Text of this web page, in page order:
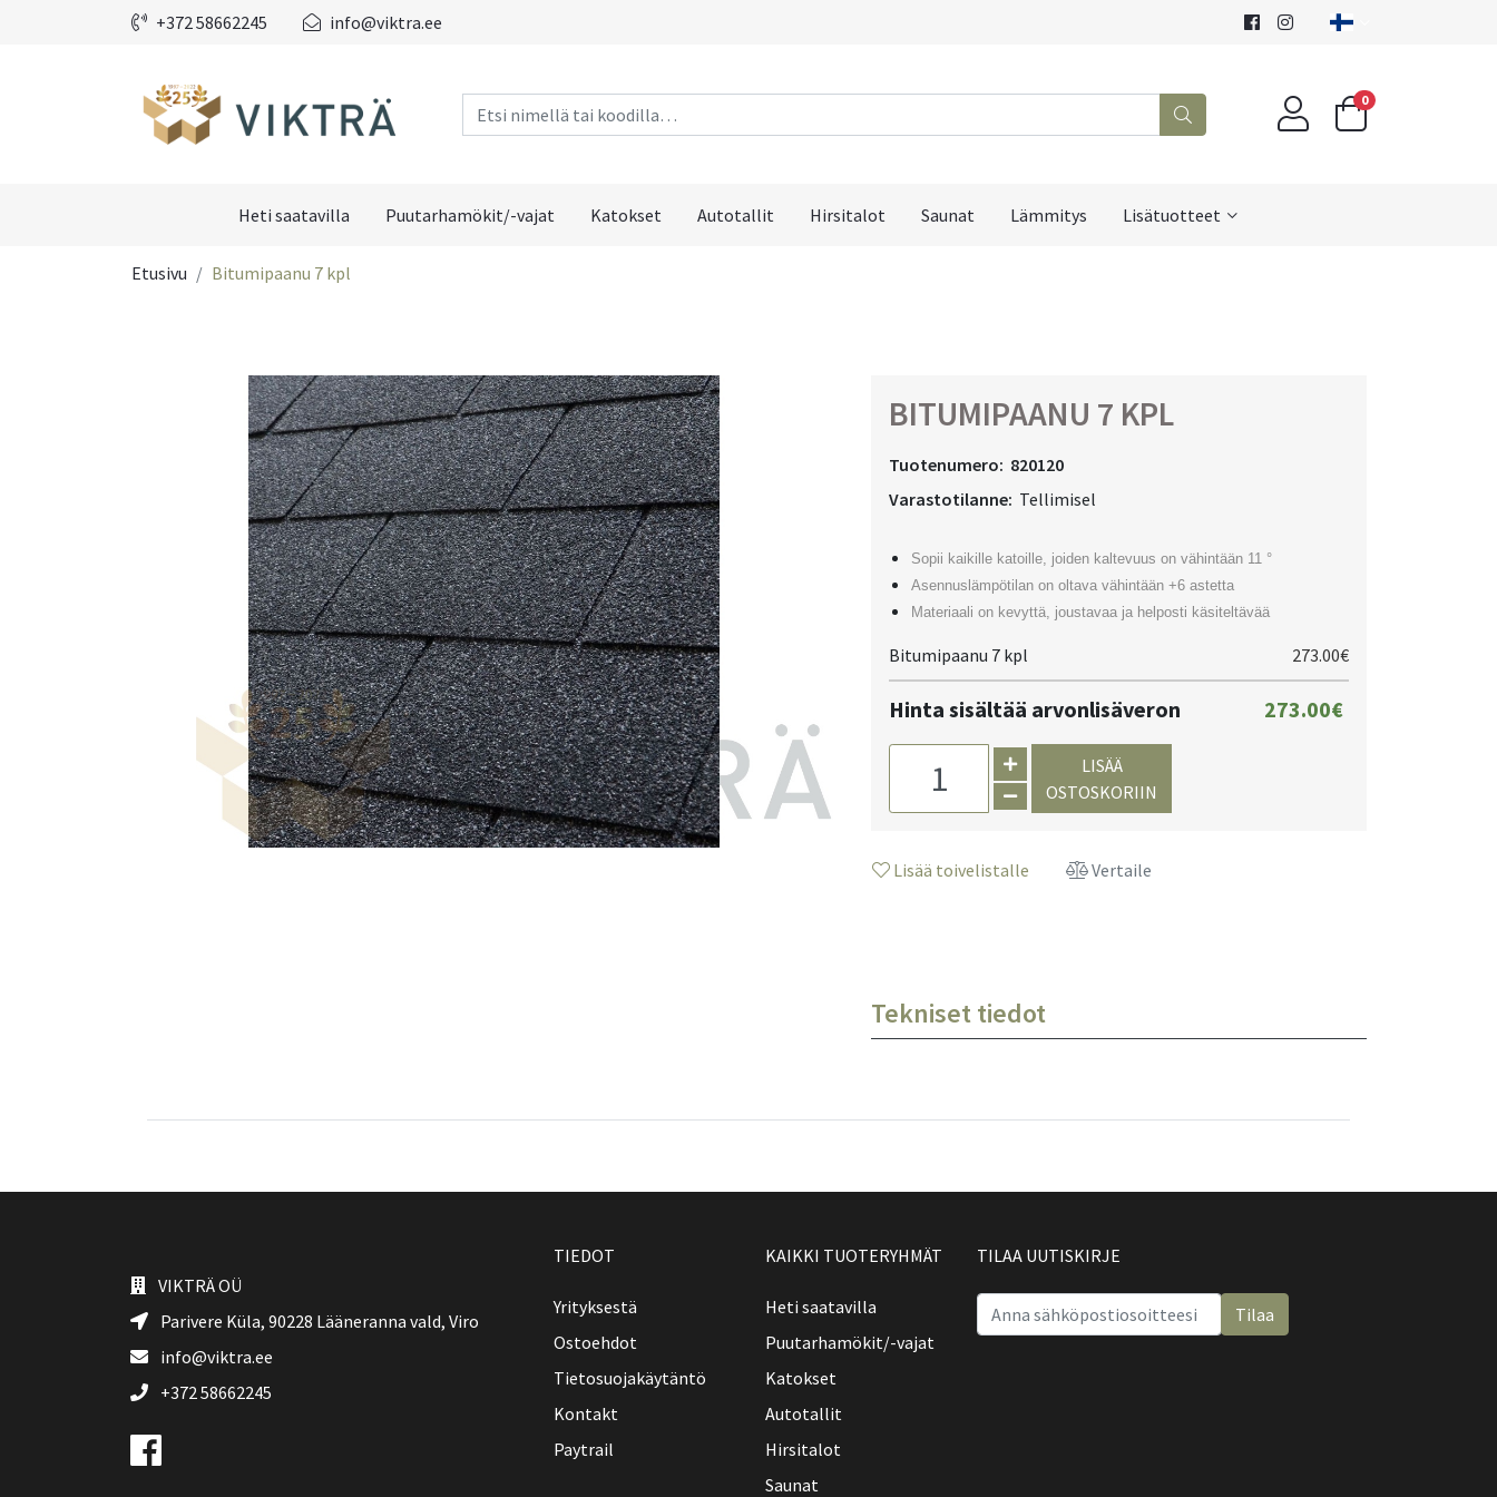
+372 58662245 info@viktra.ee
0
Heti saatavilla Puutarhamökit/-vajat Katokset Autotallit Hirsitalot Saunat Lämmitys Lisätuotteet
Etusivu Bitumipaanu 7 kpl
BITUMIPAANU 7 KPL
Tuotenumero: 820120
Varastotilanne: Tellimisel
Sopii kaikille katoille, joiden kaltevuus on vähintään 11 °
Asennuslämpötilan on oltava vähintään +6 astetta
Materiaali on kevyttä, joustavaa ja helposti käsiteltävää
Bitumipaanu 7 kpl 273.00€
Hinta sisältää arvonlisäveron 273.00€
LISÄÄ
OSTOSKORIIN
Lisää toivelistalle Vertaile
Tekniset tiedot
VIKTRÄ OÜ
Parivere Küla, 90228 Lääneranna vald, Viro
info@viktra.ee
+372 58662245
TIEDOT
Yrityksestä
Ostoehdot
Tietosuojakäytäntö
Kontakt
Paytrail
KAIKKI TUOTERYHMÄT
Heti saatavilla
Puutarhamökit/-vajat
Katokset
Autotallit
Hirsitalot
Saunat
TILAA UUTISKIRJE
Tilaa